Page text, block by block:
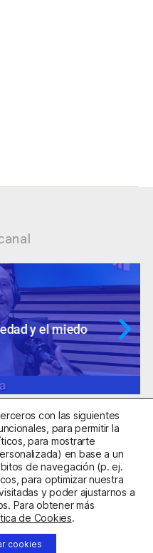
cuestionables
el código E08737002
Política de Cookies
con las siguientes
para permitir la
para mostrarte
en base a un
de navegación (p. ej.
para optimizar nuestra
y poder ajustarnos a
Para obtener más
de Cookies.
cookies